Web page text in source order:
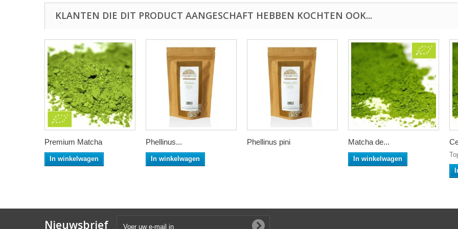
KLANTEN DIE DIT PRODUCT AANGESCHAFT HEBBEN KOCHTEN OOK...
Premium Matcha
In winkelwagen
Phellinus...
In winkelwagen
Phellinus pini Matcha de...
In winkelwagen
Nieuwsbrief